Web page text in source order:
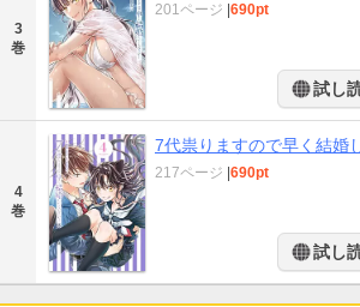
3
巻
201ページ 690pt
試し
4
巻
7代祟りますので早く結婚
217ページ 690pt
試し